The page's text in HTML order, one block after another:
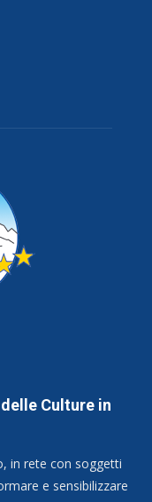
Culture in
in rete con soggetti
e sensibilizzare